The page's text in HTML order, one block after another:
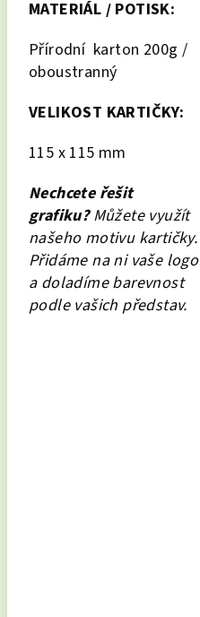
MATERIÁL / POTISK:
Přírodní karton 200g /
oboustranný
VELIKOST KARTIČKY:
115 x 115 mm
Nechcete řešit
grafiku?Můžete využít
našeho motivu kartičky.
Přidáme na ni vaše logo
a doladíme barevnost
podle vašich představ.